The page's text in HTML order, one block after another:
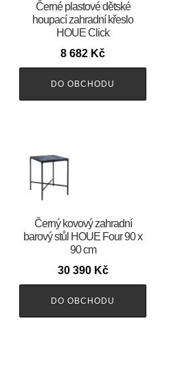
Černé plastové dětské
houpací zahradní křeslo
HOUE Click
8 682 Kč
DO OBCHODU
Černý kovový zahradní
barový stůl HOUE Four 90 x
90 cm
30 390 Kč
DO OBCHODU